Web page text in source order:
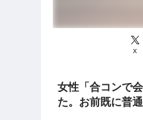
X
女性「合コンで
た。お前既に普